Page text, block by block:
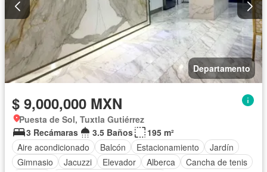
Departamento
$ 9,000,000 MXN
Puesta de Sol, Tuxtla Gutiérrez
3 Recámaras
3.5 Baños
195 m²
Aire acondicionado
Balcón Estacionamiento
Jardín
Gimnasio
Jacuzzi Elevador Alberca
Cancha de tenis